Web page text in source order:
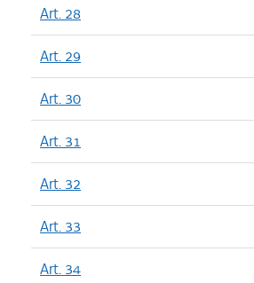
Art. 28
Art. 29
Art. 30
Art. 31
Art. 32
Art. 33
Art. 34